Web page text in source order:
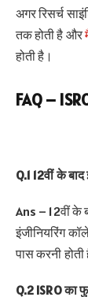
अगर रिसर्च
तक होती है और
होती है।
FAQ –
Q.1 12वीं के
Ans – 12वीं के
इंजीनियरिंग
पास करनी होती
Q.2 ISRO का